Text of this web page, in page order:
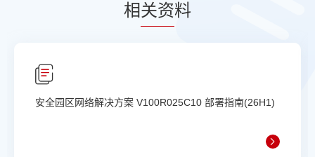
相关资料
安全园区网络解决方案 V100R025C10 部署指南(26H1)